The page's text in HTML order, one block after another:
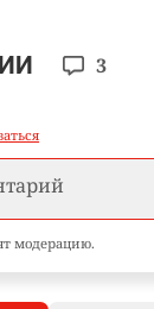
3
модерацию.